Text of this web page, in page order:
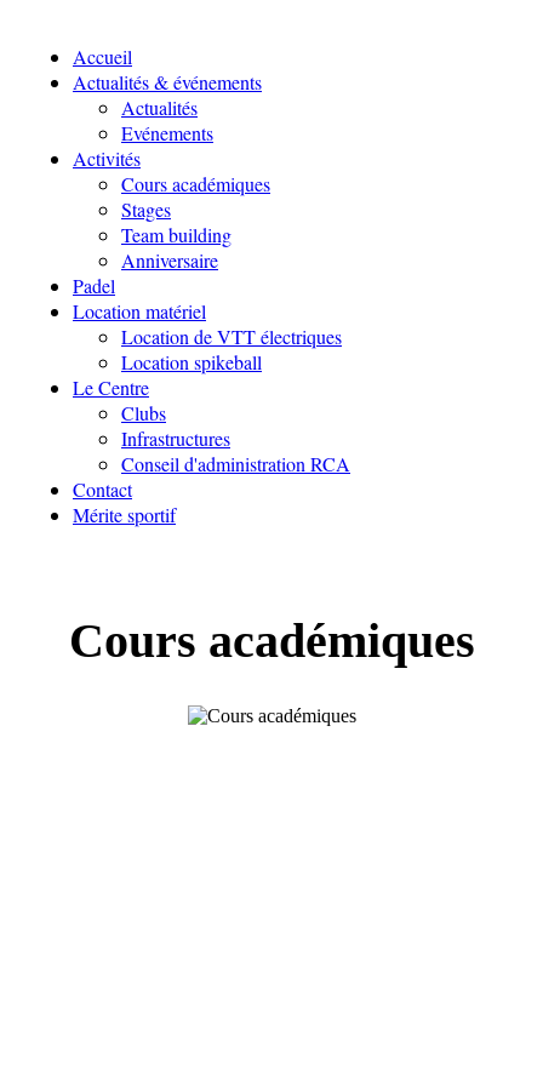
Accueil
Actualités & événements
Actualités
Evénements
Activités
Cours académiques
Stages
Team building
Anniversaire
Padel
Location matériel
Location de VTT électriques
Location spikeball
Le Centre
Clubs
Infrastructures
Conseil d'administration RCA
Contact
Mérite sportif
Cours académiques